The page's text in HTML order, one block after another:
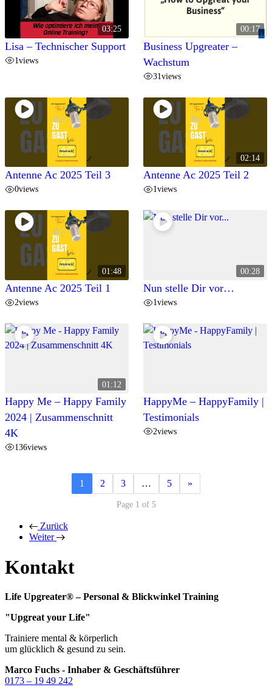
03:25
Lisa – Technischer Support
1views
00:17
Business Upgreater –
Wachstum
31views
Antenne Ac 2025 Teil 3
0views
02:14
Antenne Ac 2025 Teil 2
1views
01:48
Antenne Ac 2025 Teil 1
2views
00:28
Nun stelle Dir vor…
1views
01:12
Happy Me – Happy Family
2024 | Zusammenschnitt
4K
136views
HappyMe – HappyFamily |
Testimonials
2views
1 2 3 … 5 »
Page 1 of 5
Zurück
Weiter
Kontakt
Life Upgreater® – Personal & Blickwinkel Training
"Upgreat your Life"
Trainiere mental & körperlich
um glücklich & gesund zu sein.
Marco Fuchs - Inhaber & Geschäftsführer
0173 – 19 49 242